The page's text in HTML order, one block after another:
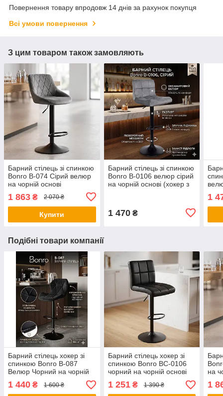
Повернення товару впродовж 14 днів за рахунок покупця
Всі умови повернення
З цим товаром також замовляють
Барний стілець зі спинкою
Bonro B-074 Сірий велюр
на чорній основі
(регульований хокер для
кухні та бару)
1 863 ₴ 2 070 ₴
Купити
Барний стілець зі спинкою
Bonro B-0106 велюр сірий
на чорній основі (хокер з
1 470₴
1
Подібні товари компанії
Барний стілець хокер зі
спинкою Bonro B-087
Велюр Чорний на чорній
основі для кухні та кафе
1 440 ₴ 1 600 ₴
Барний стілець хокер зі
спинкою Bonro BC-0106
чорний на чорній основі
(екошкіра для кухні бару
салону)
1 251₴ 1 390 ₴
на
1